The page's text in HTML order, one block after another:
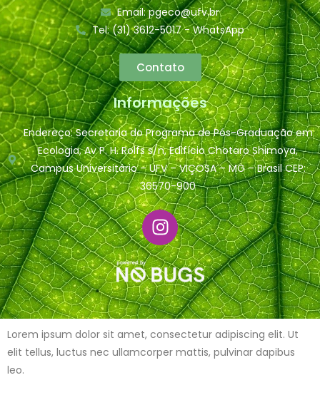
Email: pgeco@ufv.br
Tel: (31) 3612-5017 - WhatsApp
Contato
Informações
Endereço: Secretaria do Programa de Pós-Graduação em
Ecologia, Av P. H. Rolfs s/n, Edifício Chotaro Shimoya,
Campus Universitário – UFV – VIÇOSA – MG – Brasil CEP:
36570-900
Lorem ipsum dolor sit amet, consectetur adipiscing elit. Ut
elit tellus, luctus nec ullamcorper mattis, pulvinar dapibus
leo.